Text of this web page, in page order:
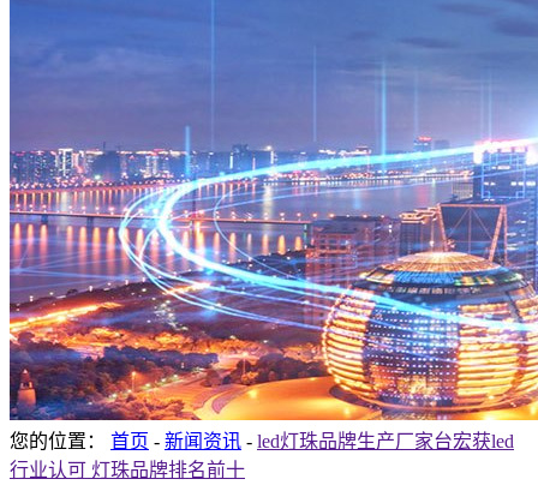
您的位置： 首页 - 新闻资讯 - led灯珠品牌生产厂家台宏获led
行业认可 灯珠品牌排名前十